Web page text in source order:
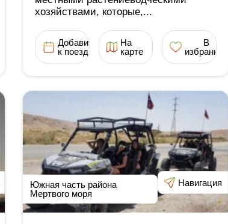
хозяйствами, которые,...
Добавить
к поездке
На
карте
В
избранное
Южная часть района
Мертвого моря
Навигация